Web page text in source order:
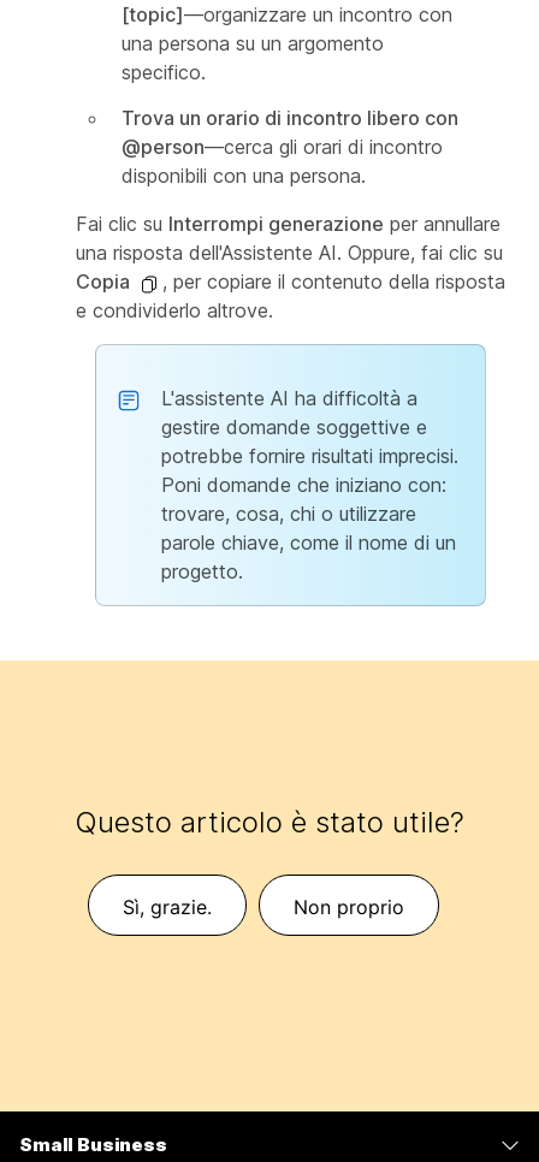
[topic]—organizzare un incontro con
una persona su un argomento
specifico.
Trova un orario di incontro libero con
@person—cerca gli orari di incontro
disponibili con una persona.
Fai clic su Interrompi generazione per annullare
una risposta dell'Assistente AI. Oppure, fai clic su
Copia
, per copiare il contenuto della risposta
e condividerlo altrove.
L'assistente AI ha difficoltà a
gestire domande soggettive e
potrebbe fornire risultati imprecisi.
Poni domande che iniziano con:
trovare, cosa, chi o utilizzare
parole chiave, come il nome di un
progetto.
Questo articolo è stato utile?
Sì, grazie. Non proprio
Small Business